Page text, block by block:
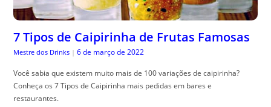
7 Tipos de Caipirinha de Frutas Famosas
Mestre dos Drinks | 6 de março de 2022
Você sabia que existem muito mais de 100 variações de caipirinha?
Conheça os 7 Tipos de Caipirinha mais pedidas em bares e
restaurantes.